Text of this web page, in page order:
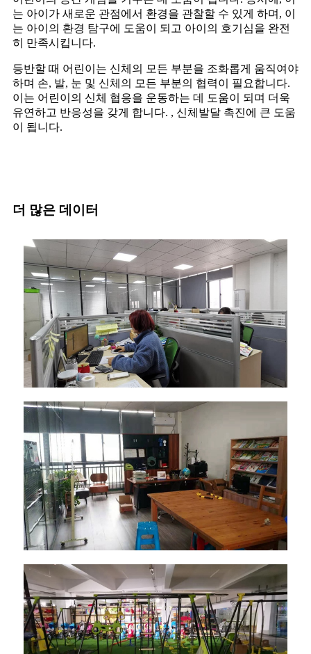
는 아이가 새로운 관점에서 환경을 관찰할 수 있게 하며, 이
는 아이의 환경 탐구에 도움이 되고 아이의 호기심을 완전
히 만족시킵니다.
등반할 때 어린이는 신체의 모든 부분을 조화롭게 움직여야
하며 손, 발, 눈 및 신체의 모든 부분의 협력이 필요합니다.
이는 어린이의 신체 협응을 운동하는 데 도움이 되며 더욱
유연하고 반응성을 갖게 합니다. , 신체발달 촉진에 큰 도움
이 됩니다.
더 많은 데이터